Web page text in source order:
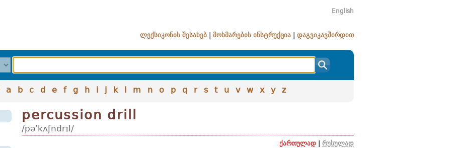
English
ლექსიკონის შესახებ მოხმარების ინსტრუქცია დაგვიკავშირდით
a b c d e f g h i j k l m n o p q r s t u v w x y z
percussion drill
/pəʹkʌʃndrɪl/
ქართულად რუსულად